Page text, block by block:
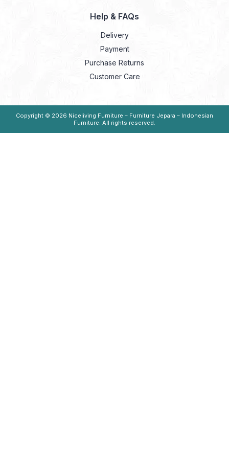
Help & FAQs
Delivery
Payment
Purchase Returns
Customer Care
Copyright © 2026 Niceliving Furniture – Furniture Jepara – Indonesian
Furniture. All rights reserved.